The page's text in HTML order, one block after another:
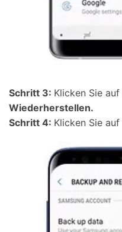
Schritt 3: Klicken Sie auf
Wiederherstellen.
Schritt 4: Klicken Sie auf